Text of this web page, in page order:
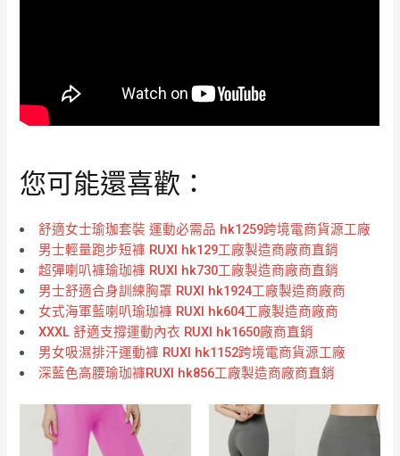
您可能還喜歡：
舒適女士瑜珈套裝 運動必需品 hk1259跨境電商貨源工廠
男士輕量跑步短褲 RUXI hk129工廠製造商廠商直銷
超彈喇叭褲瑜珈褲 RUXI hk730工廠製造商廠商直銷
男士舒適合身訓練胸罩 RUXI hk1924工廠製造商廠商
女式海軍藍喇叭瑜珈褲 RUXI hk604工廠製造商廠商
XXXL 舒適支撐運動內衣 RUXI hk1650廠商直銷
男女吸濕排汗運動褲 RUXI hk1152跨境電商貨源工廠
深藍色高腰瑜珈褲RUXI hk856工廠製造商廠商直銷